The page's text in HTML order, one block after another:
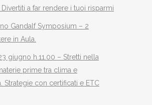
Divertiti a far rendere i tuoi risparmi
Gandalf Symposium – 2
in Aula.
giugno h.11.00 – Stretti nella
prime tra clima e
Strategie con certificati e ETC